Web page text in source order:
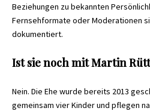
Beziehungen zu bekannten
Fernsehformate oder Moderationen
dokumentiert.
Ist sie noch mit Martin
Nein. Die Ehe wurde bereits 2013
gemeinsam vier Kinder und pflegen